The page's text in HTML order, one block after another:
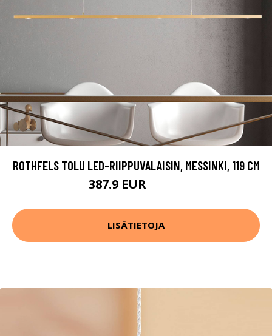
ROTHFELS TOLU LED-RIIPPUVALAISIN, MESSINKI, 119 CM
387.9 EUR
LISÄTIETOJA